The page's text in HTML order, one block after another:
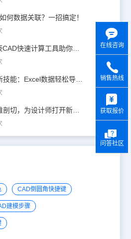
何数据关联？一招搞定！
告别繁琐计算，浩辰CAD快速计算工具助你一臂之力！
解锁高效CAD绘图新技能：Excel数据轻松导入CAD
浩辰CAD看图王三维剖切，为设计师打开新世界的大门！
CAD倒圆角快捷键
建模步骤
在线咨询
销售热线
获取报价
问答社区